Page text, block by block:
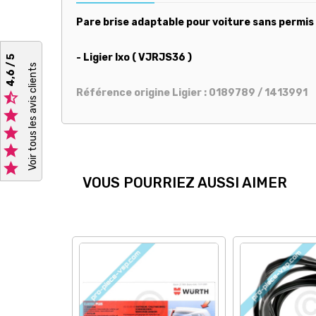





4,6 / 5 Voir tous les avis clients
Pare brise adaptable pour voiture sans permis
- Ligier Ixo ( VJRJS36 )
Référence origine Ligier : 0189789 / 1413991
VOUS POURRIEZ AUSSI AIMER